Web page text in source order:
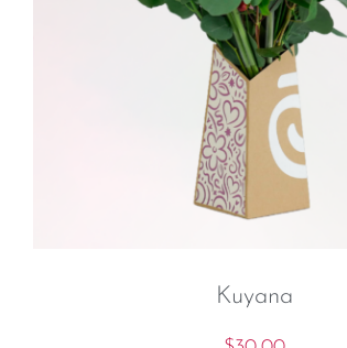
Kuyana